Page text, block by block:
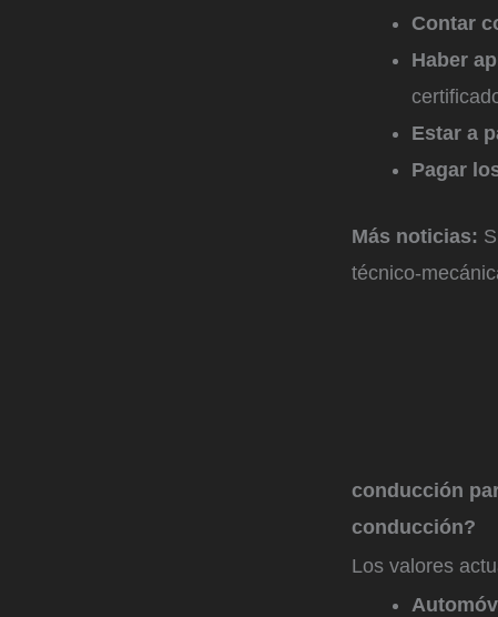
Contar
Haber
Estar a
Pagar
Más noticias:
técnico-
conducción
conducción?
Los valores